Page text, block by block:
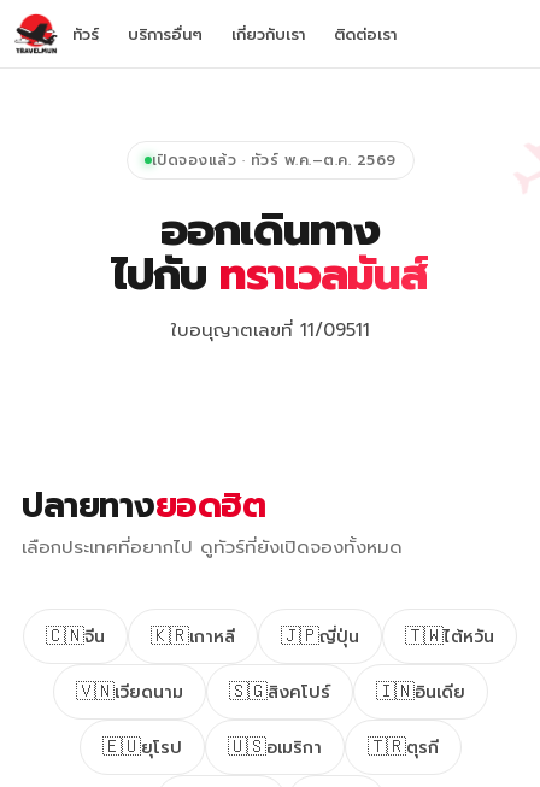
ทัวร์ บริการอื่นๆ เกี่ยวกับเรา ติดต่อเรา
เปิดจองแล้ว · ทัวร์ พ.ค.–ต.ค. 2569
ออกเดินทาง
ไปกับ ทราเวลมันส์
ใบอนุญาตเลขที่ 11/09511
ปลายทางยอดฮิต
เลือกประเทศที่อยากไป ดูทัวร์ที่ยังเปิดจองทั้งหมด
🇨🇳จีน 🇰🇷เกาหลี 🇯🇵ญี่ปุ่น 🇹🇼ไต้หวัน
🇻🇳เวียดนาม 🇸🇬สิงคโปร์ 🇮🇳อินเดีย
🇪🇺ยุโรป 🇺🇸อเมริกา 🇹🇷ตุรกี